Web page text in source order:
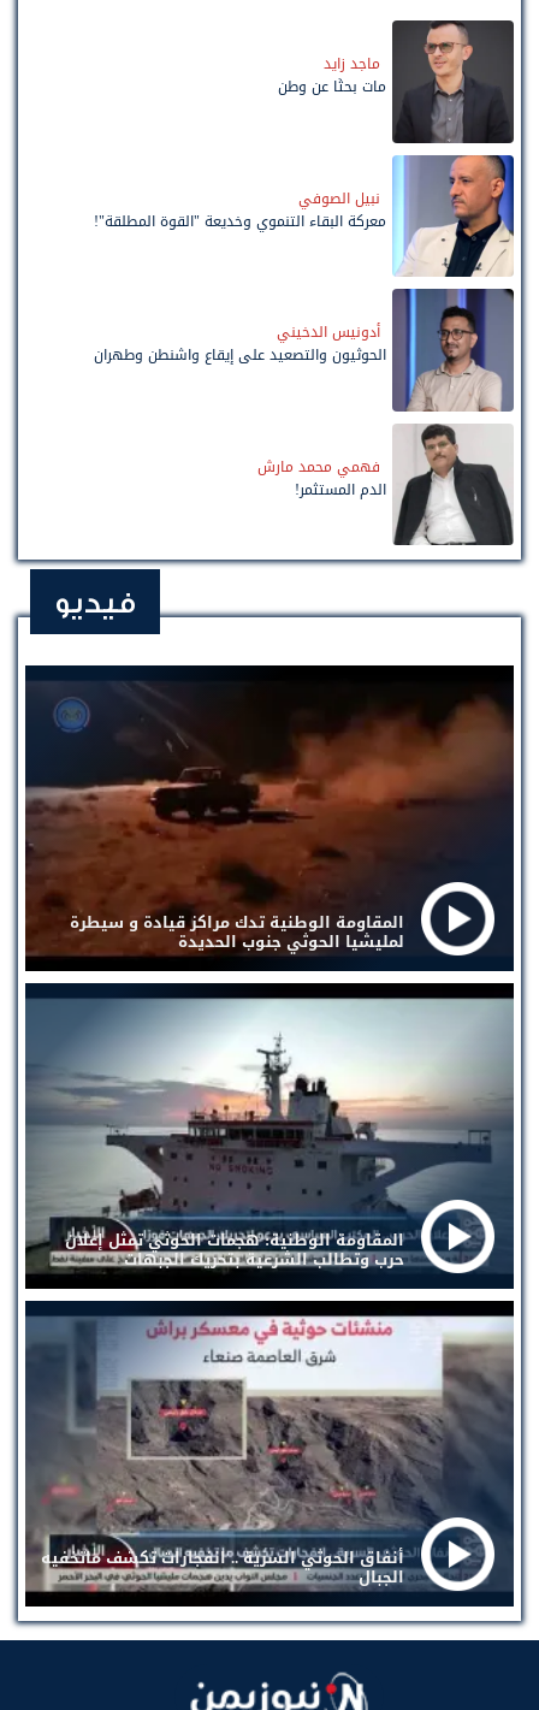
ماجد زايد
مات بحثًا عن وطن
نبيل الصوفي
معركة البقاء التنموي وخديعة "القوة المطلقة"!
أدونيس الدخيني
الحوثيون والتصعيد على إيقاع واشنطن وطهران
فهمي محمد مارش
الدم المستثمر!
فيديو
المقاومة الوطنية تدك مراكز قيادة و سيطرة
لمليشيا الحوثي جنوب الحديدة
المقاومة الوطنية: هجمات الحوثي تمثل إعلان
حرب وتطالب الشرعية بتحريك الجبهات
أنفاق الحوثي السرية .. انفجارات تكشف ماتخفيه
الجبال